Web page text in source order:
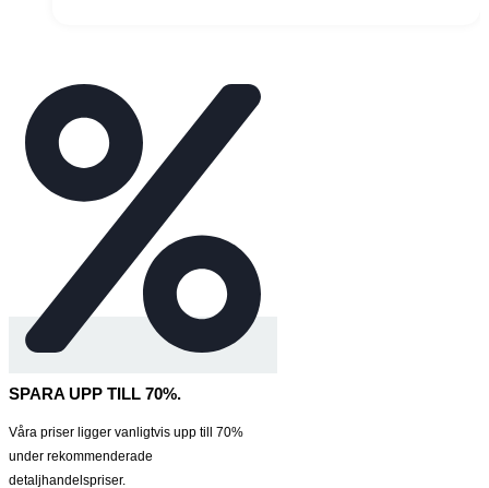
SPARA UPP TILL 70%.
Våra priser ligger vanligtvis upp till 70%
under rekommenderade
detaljhandelspriser.